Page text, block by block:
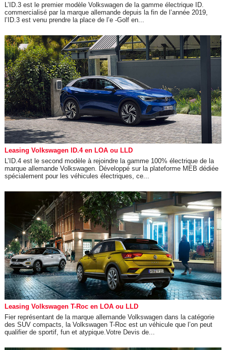
L’ID.3 est le premier modèle Volkswagen de la gamme électrique ID.
commercialisé par la marque allemande depuis la fin de l’année 2019,
l’ID.3 est venu prendre la place de l’e -Golf en...
Leasing Volkswagen ID.4 en LOA ou LLD
L’ID.4 est le second modèle à rejoindre la gamme 100% électrique de la
marque allemande Volkswagen. Développé sur la plateforme MEB dédiée
spécialement pour les véhicules électriques, ce...
Leasing Volkswagen T-Roc en LOA ou LLD
Fier représentant de la marque allemande Volkswagen dans la catégorie
des SUV compacts, la Volkswagen T-Roc est un véhicule que l’on peut
qualifier de sportif, fun et atypique.Votre Devis de...